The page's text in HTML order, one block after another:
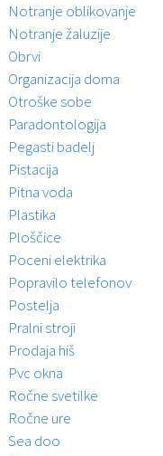
Notranje oblikovanje
Notranje žaluzije
Obrvi
Organizacija doma
Otroške sobe
Paradontologija
Pegasti badelj
Pistacija
Pitna voda
Plastika
Ploščice
Poceni elektrika
Popravilo telefonov
Postelja
Pralni stroji
Prodaja hiš
Pvc okna
Ročne svetilke
Ročne ure
Sea doo